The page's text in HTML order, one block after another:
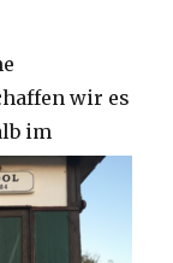
wir es
im